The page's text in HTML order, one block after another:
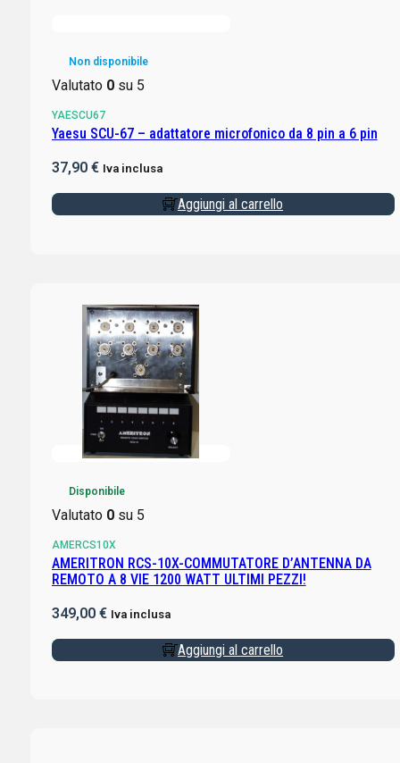
Non disponibile
Valutato 0su 5
YAESCU67
Yaesu SCU-67 – adattatore microfonico da 8 pin a 6 pin
37,90 € Iva inclusa
Aggiungi al carrello
Disponibile
Valutato 0su 5
AMERCS10X
AMERITRON RCS-10X-COMMUTATORE D’ANTENNA DA
REMOTO A 8 VIE 1200 WATT ULTIMI PEZZI!
349,00 € Iva inclusa
Aggiungi al carrello